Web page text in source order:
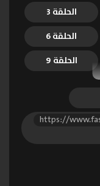
الحلقة 3
الحلقة 6
الحلقة 9
https://